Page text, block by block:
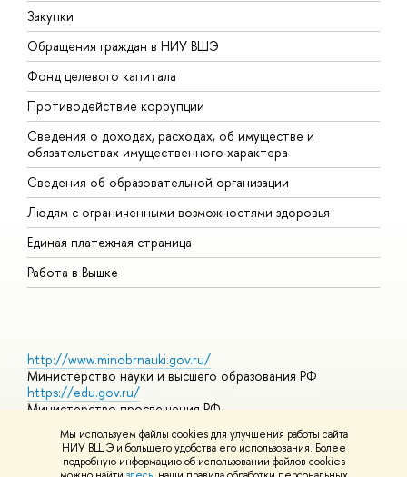
Мы используем файлы cookies для улучшения работы сайта
НИУ ВШЭ и большего удобства его использования. Более
подробную информацию об использовании файлов cookies
Закупки
Обращения граждан в НИУ ВШЭ
Фонд целевого капитала
Противодействие коррупции
Сведения о доходах, расходах, об имуществе и
обязательствах имущественного характера
Сведения об образовательной организации
Людям с ограниченными возможностями здоровья
Единая платежная страница
Работа в Вышке
http://www.minobrnauki.gov.ru/
Министерство науки и высшего образования РФ
https://edu.gov.ru/
Министерство просвещения РФ
Массовые открытые онлайн-курсы